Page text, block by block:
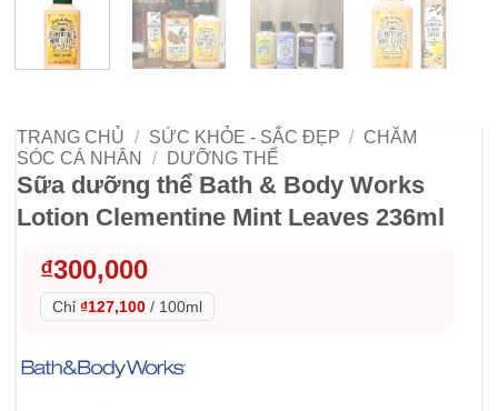
TRANG CHỦ / SỨC KHỎE - SẮC ĐẸP / CHĂM
SÓC CÁ NHÂN
/ DƯỠNG THỂ
Sữa dưỡng thể Bath & Body Works
Lotion Clementine Mint Leaves 236ml
₫300,000
Chỉ ₫127,100 / 100ml